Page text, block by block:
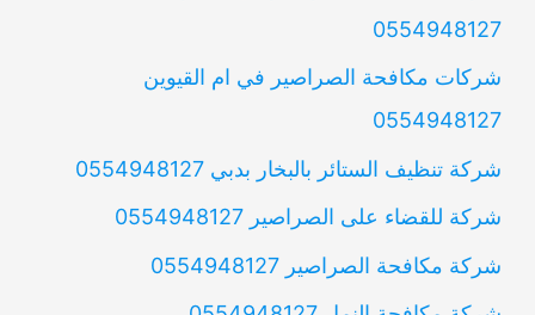
0554948127
شركات مكافحة الصراصير في ام القيوين
0554948127
شركة تنظيف الستائر بالبخار بدبي 0554948127
شركة للقضاء على الصراصير 0554948127
شركة مكافحة الصراصير 0554948127